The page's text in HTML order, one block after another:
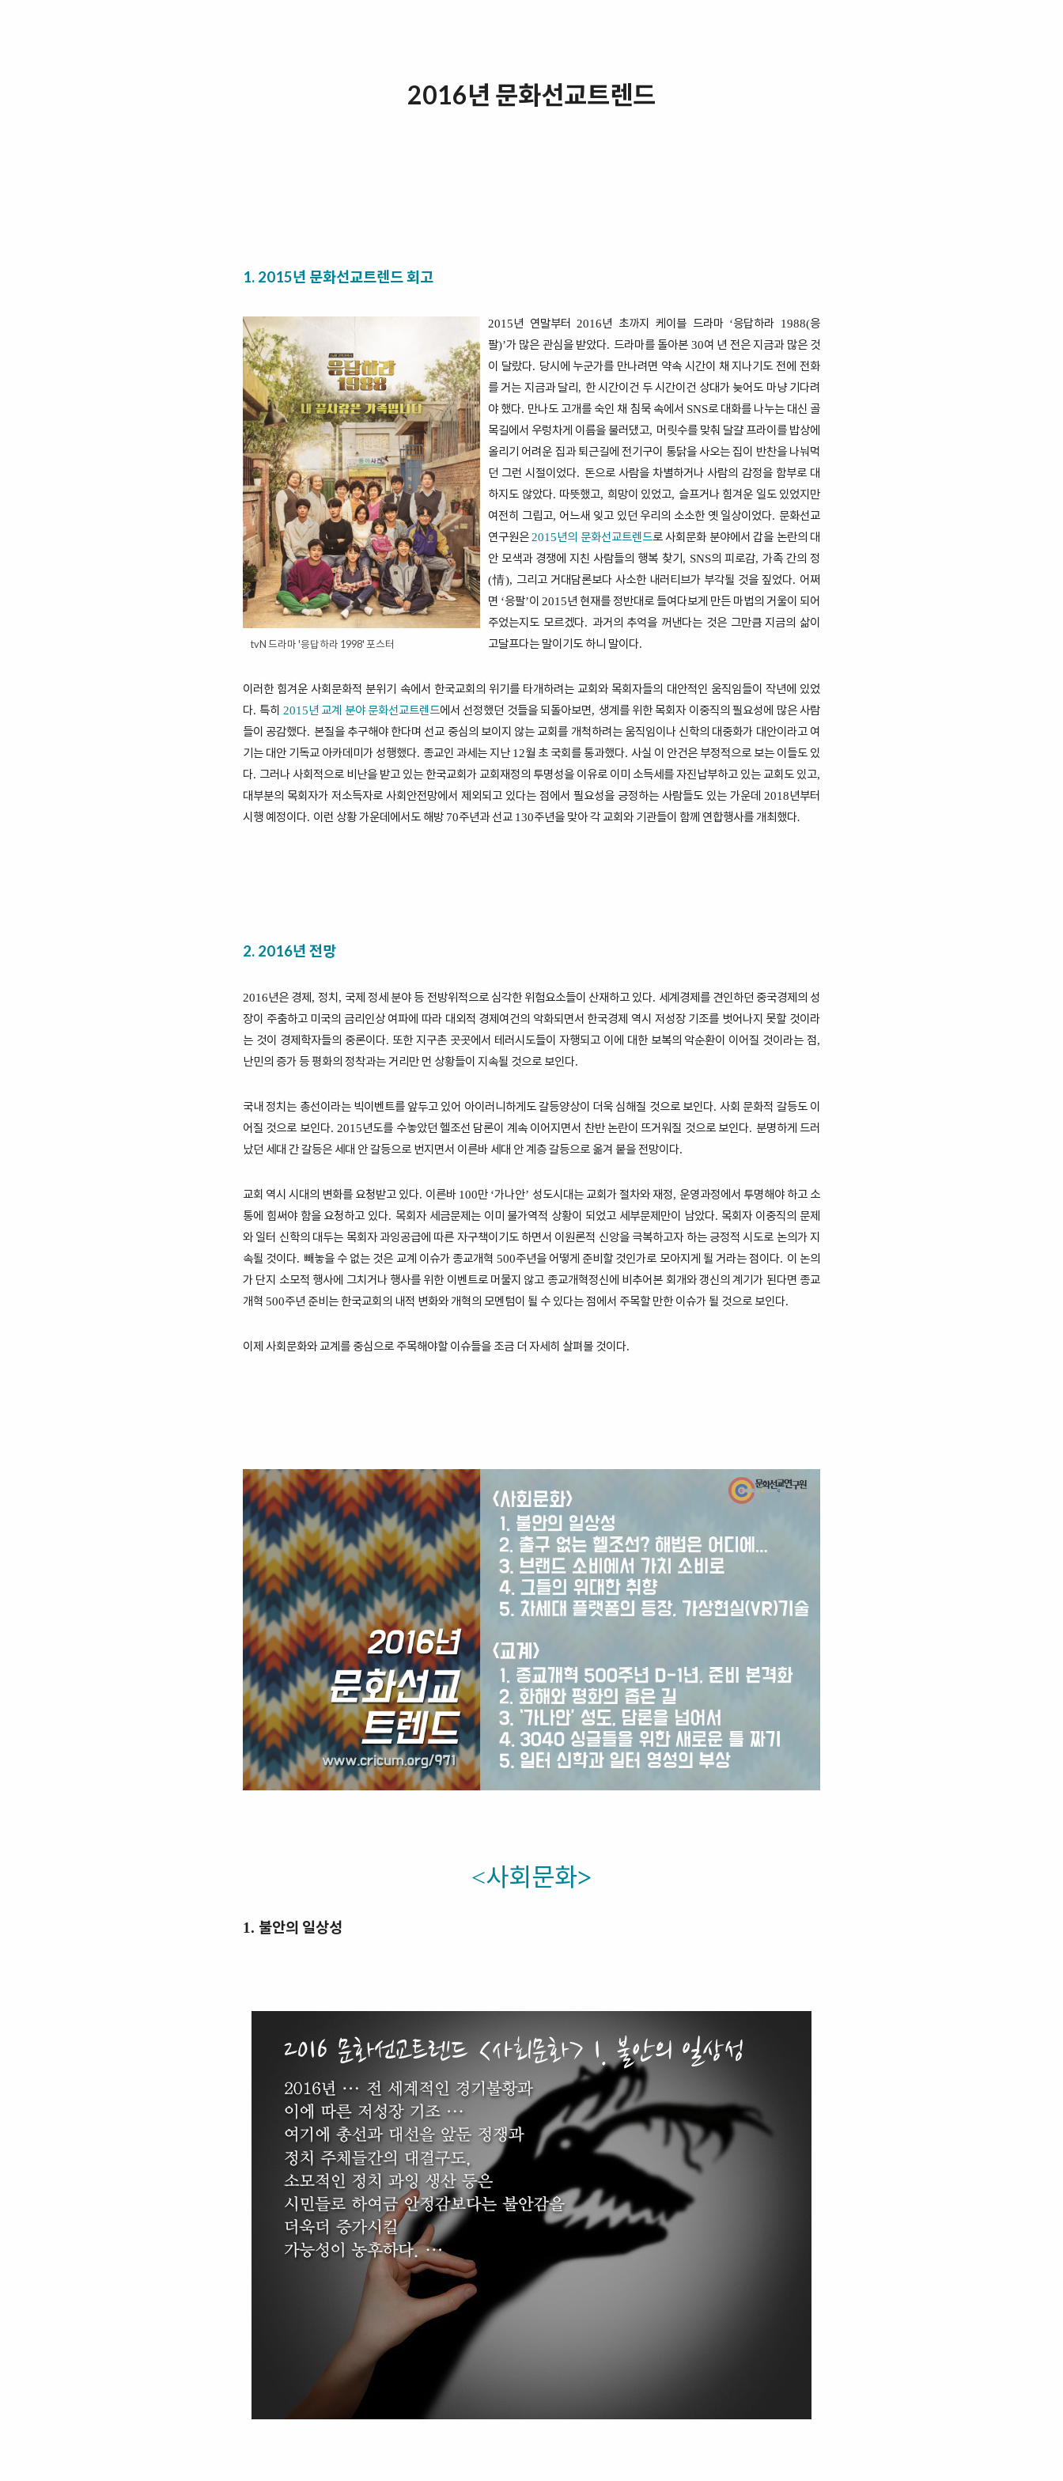
2016년 문화선교트렌드
1. 2015년 문화선교트렌드 회고
tvN 드라마 '응답하라 1998' 포스터
2015년 연말부터 2016년 초까지 케이블 드라마 ‘응답하라 1988(응
팔)’가 많은 관심을 받았다. 드라마를 돌아본 30여 년 전은 지금과 많은 것
이 달랐다. 당시에 누군가를 만나려면 약속 시간이 채 지나기도 전에 전화
를 거는 지금과 달리 , 한 시간이건 두 시간이건 상대가 늦어도 마냥 기다려
야 했다. 만나도 고개를 숙인 채 침묵 속에서 SNS로 대화를 나누는 대신 골
목길에서 우렁차게 이름을 불러댔고, 머릿수를 맞춰 달걀 프라이를 밥상에
올리기 어려운 집과 퇴근길에 전기구이 통닭을 사오는 집이 반찬을 나눠먹
던 그런 시절이었다. 돈으로 사람을 차별하거나 사람의 감정을 함부로 대
하지도 않았다. 따뜻했고, 희망이 있었고, 슬프거나 힘겨운 일도 있었지만
여전히 그립고, 어느새 잊고 있던 우리의 소소한 옛 일상이었다. 문화선교
연구원은 2015년의 문화선교트렌드로 사회문화 분야에서 갑을 논란의 대
안 모색과 경쟁에 지친 사람들의 행복 찾기 , SNS의 피로감, 가족 간의 정
(情), 그리고 거대담론보다 사소한 내러티브가 부각될 것을 짚었다. 어쩌
면 ‘응팔’이 2015년 현재를 정반대로 들여다보게 만든 마법의 거울이 되어
주었는지도 모르겠다. 과거의 추억을 꺼낸다는 것은 그만큼 지금의 삶이
고달프다는 말이기도 하니 말이다.
이러한 힘겨운 사회문화적 분위기 속에서 한국교회의 위기를 타개하려는 교회와 목회자들의 대안적인 움직임들이 작년에 있었
다. 특히 2015년 교계 분야 문화선교트렌드에서 선정했던 것들을 되돌아보면, 생계를 위한 목회자 이중직의 필요성에 많은 사람
들이 공감했다. 본질을 추구해야 한다며 선교 중심의 보이지 않는 교회를 개척하려는 움직임이나 신학의 대중화가 대안이라고 여
기는 대안 기독교 아카데미가 성행했다. 종교인 과세는 지난 12월 초 국회를 통과했다. 사실 이 안건은 부정적으로 보는 이들도 있
다. 그러나 사회적으로 비난을 받고 있는 한국교회가 교회재정의 투명성을 이유로 이미 소득세를 자진납부하고 있는 교회도 있고,
대부분의 목회자가 저소득자로 사회안전망에서 제외되고 있다는 점에서 필요성을 긍정하는 사람들도 있는 가운데 2018년부터
시행 예정이다. 이런 상황 가운데에서도 해방 70주년과 선교 130주년을 맞아 각 교회와 기관들이 함께 연합행사를 개최했다.
2. 2016년 전망
2016년은 경제 ,정치 , 국제 정세 분야 등 전방위적으로 심각한 위험요소들이 산재하고 있다. 세계경제를 견인하던 중국경제의 성
장이 주춤하고 미국의 금리인상 여파에 따라 대외적 경제여건의 악화되면서 한국경제 역시 저성장 기조를 벗어나지 못할 것이라
는 것이 경제학자들의 중론이다. 또한 지구촌 곳곳에서 테러시도들이 자행되고 이에 대한 보복의 악순환이 이어질 것이라는 점,
난민의 증가 등 평화의 정착과는 거리만 먼 상황들이 지속될 것으로 보인다.
국내 정치는 총선이라는 빅이벤트를 앞두고 있어 아이러니하게도 갈등양상이 더욱 심해질 것으로 보인다.사회 문화적 갈등도 이
어질 것으로 보인다. 2015년도를 수놓았던 헬조선 담론이 계속 이어지면서 찬반 논란이 뜨거워질 것으로 보인다. 분명하게 드러
났던 세대 간 갈등은 세대 안 갈등으로 번지면서 이른바 세대 안 계층 갈등으로 옮겨 붙을 전망이다.
교회 역시 시대의 변화를 요청받고 있다. 이른바 100만 ‘가나안’ 성도시대는 교회가 절차와 재정, 운영과정에서 투명해야 하고 소
통에 힘써야 함을 요청하고 있다. 목회자 세금문제는 이미 불가역적 상황이 되었고 세부문제만이 남았다. 목회자 이중직의 문제
와 일터 신학의 대두는 목회자 과잉공급에 따른 자구책이기도 하면서 이원론적 신앙을 극복하고자 하는 긍정적 시도로 논의가 지
속될 것이다. 빼놓을 수 없는 것은 교계 이슈가 종교개혁 500주년을 어떻게 준비할 것인가로 모아지게 될 거라는 점이다. 이 논의
가 단지 소모적 행사에 그치거나 행사를 위한 이벤트로 머물지 않고 종교개혁정신에 비추어본 회개와 갱신의 계기가 된다면 종교
개혁 500주년 준비는 한국교회의 내적 변화와 개혁의 모멘텀이 될 수 있다는 점에서 주목할 만한 이슈가 될 것으로 보인다.
이제 사회문화와 교계를 중심으로 주목해야할 이슈들을 조금 더 자세히 살펴볼 것이다.
<사회문화>
1. 불안의 일상성